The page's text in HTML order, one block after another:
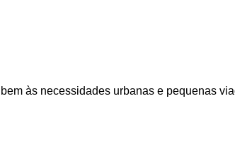
às necessidades urbanas e pequenas